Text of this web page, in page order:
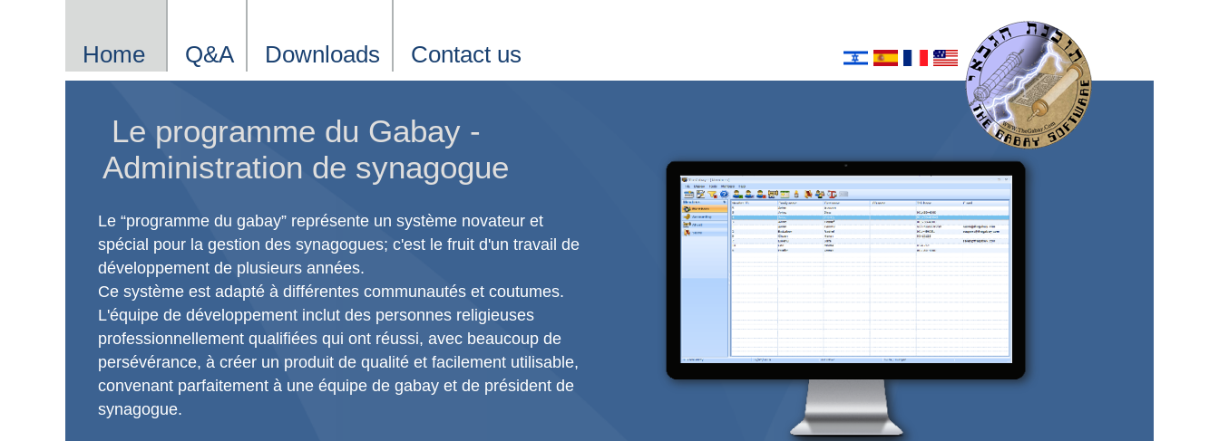
Home Q&A Downloads Contact us
Le programme du Gabay -
Administration de synagogue
Le “programme du gabay” représente un système novateur et
spécial pour la gestion des synagogues; c'est le fruit d'un travail de
développement de plusieurs années.
Ce système est adapté à différentes communautés et coutumes.
L'équipe de développement inclut des personnes religieuses
professionnellement qualifiées qui ont réussi, avec beaucoup de
persévérance, à créer un produit de qualité et facilement utilisable,
convenant parfaitement à une équipe de gabay et de président de
synagogue.